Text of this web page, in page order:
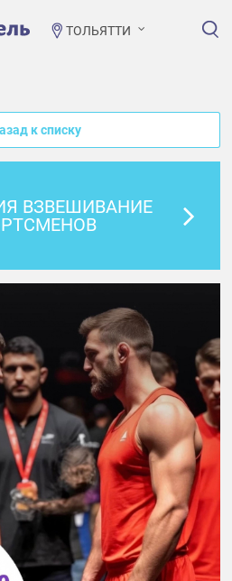
ТОЛЬЯТТИ
к списку
ВЗВЕШИВАНИЕ